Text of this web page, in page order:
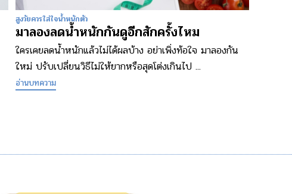
สูงวัยควรใส่ใจน้ำหนักตัว
มาลองลดน้ำหนักกันดูอีกสักครั้งไหม
ใครเคยลดน้ำหนักแล้วไม่ได้ผลบ้าง อย่าเพิ่งท้อใจ มาลองกัน
ใหม่ ปรับเปลี่ยนวิธีไม่ให้ยากหรือสุดโต่งเกินไป ...
อ่านบทความ